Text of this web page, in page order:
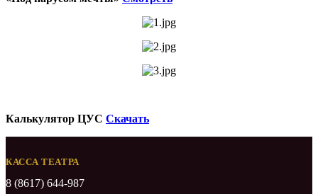
Калькулятор ЦУС Скачать
КАССА ТЕАТРА
8 (8617) 644-987